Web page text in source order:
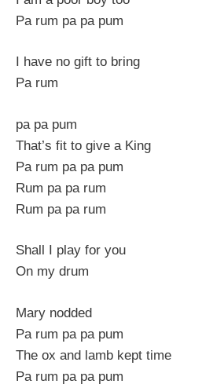
Pa rum pa pa pum
I have no gift to bring
Pa rum
pa pa pum
That’s fit to give a King
Pa rum pa pa pum
Rum pa pa rum
Rum pa pa rum
Shall I play for you
On my drum
Mary nodded
Pa rum pa pa pum
The ox and lamb kept time
Pa rum pa pa pum